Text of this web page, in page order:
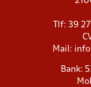
Tlf: 39
Mail:
Bank: